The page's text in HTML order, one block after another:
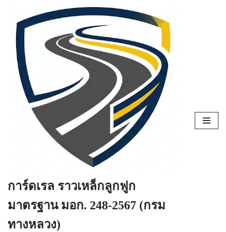
Skip
content
การ์ดเรล ราวเหล็กลูกฟูก
มาตรฐาน มอก. 248-2567 (กรม
ทางหลวง)